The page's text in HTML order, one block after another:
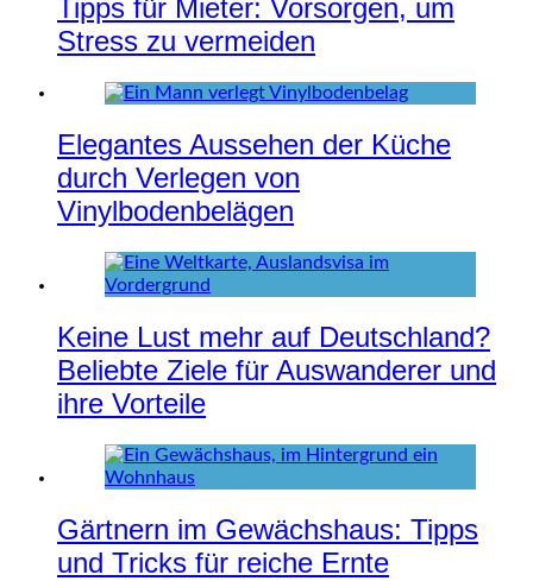
Tipps für Mieter: Vorsorgen, um
Stress zu vermeiden
Elegantes Aussehen der Küche
durch Verlegen von
Vinylbodenbelägen
Keine Lust mehr auf Deutschland?
Beliebte Ziele für Auswanderer und
ihre Vorteile
Gärtnern im Gewächshaus: Tipps
und Tricks für reiche Ernte